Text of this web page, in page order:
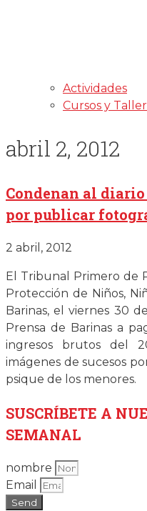
Actividades
Cursos y
abril 2, 2012
Condenan al
por publicar
2 abril, 2012
El Tribunal Primero de
Protección de Niños,
Barinas, el viernes 30
Prensa de Barinas a
ingresos brutos del
imágenes de sucesos
psique de los menores.
SUSCRÍBETE A
SEMANAL
nombre
Email
Send